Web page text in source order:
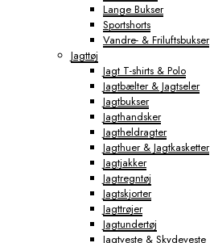
Lange Bukser
Sportshorts
Vandre- & Friluftsbukser
Jagttøj
Jagt T-shirts & Polo
Jagtbælter & Jagtseler
Jagtbukser
Jagthandsker
Jagtheldragter
Jagthuer & Jagtkasketter
Jagtjakker
Jagtregntøj
Jagtskjorter
Jagttrøjer
Jagtundertøj
Jagtveste & Skydeveste